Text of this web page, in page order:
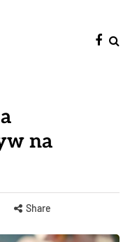
na
Share